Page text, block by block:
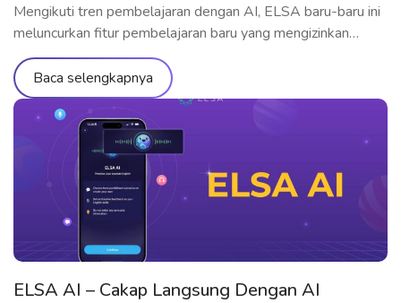
Mengikuti tren pembelajaran dengan AI, ELSA baru-baru ini
meluncurkan fitur pembelajaran baru yang mengizinkan
pembelajar berlatih berbicara langsung dengan AI – ELSA
Premium. Mari memahami fitur-fiturnya secara terlinci
melalui artikel di bawah ini! Apa itu ELSA Premium? Resmi
diluncurkan pada September 2023, ELSA Premium
merupakan paket pembelajaran bahasa Inggris tercanggih
dari ELSA hingga saat ini. […]
Baca selengkapnya
ELSA AI – Cakap Langsung Dengan AI